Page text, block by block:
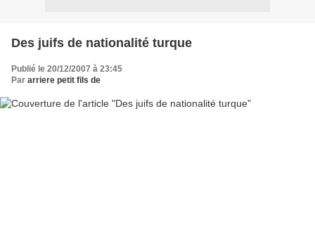
Des juifs de nationalité turque
Publié le 20/12/2007 à 23:45
Par arriere petit fils de